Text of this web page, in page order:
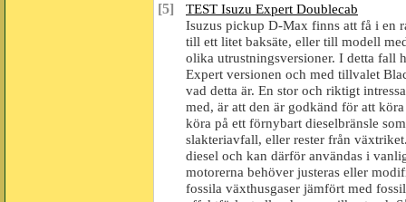
[5]
TEST Isuzu Expert Doublecab
Isuzus pickup D-Max finns att få i en
till ett litet baksäte, eller till modell
olika utrustningsversioner. I detta fall
Expert versionen och med tillvalet
vad detta är. En stor och riktigt
med, är att den är godkänd för att
köra på ett förnybart dieselbränsle
slakteriavfall, eller rester från
diesel och kan därför användas i
motorerna behöver justeras eller
fossila växthusgaser jämfört med